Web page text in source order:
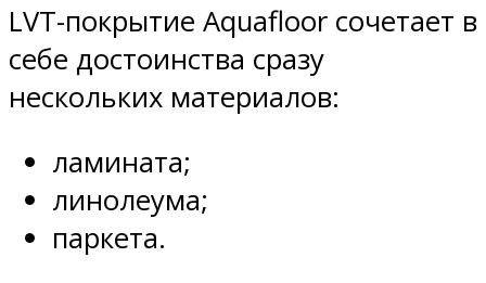
LVT-покрытие Aquafloor сочетает в
себе достоинства сразу
нескольких материалов:
ламината;
линолеума;
паркета.